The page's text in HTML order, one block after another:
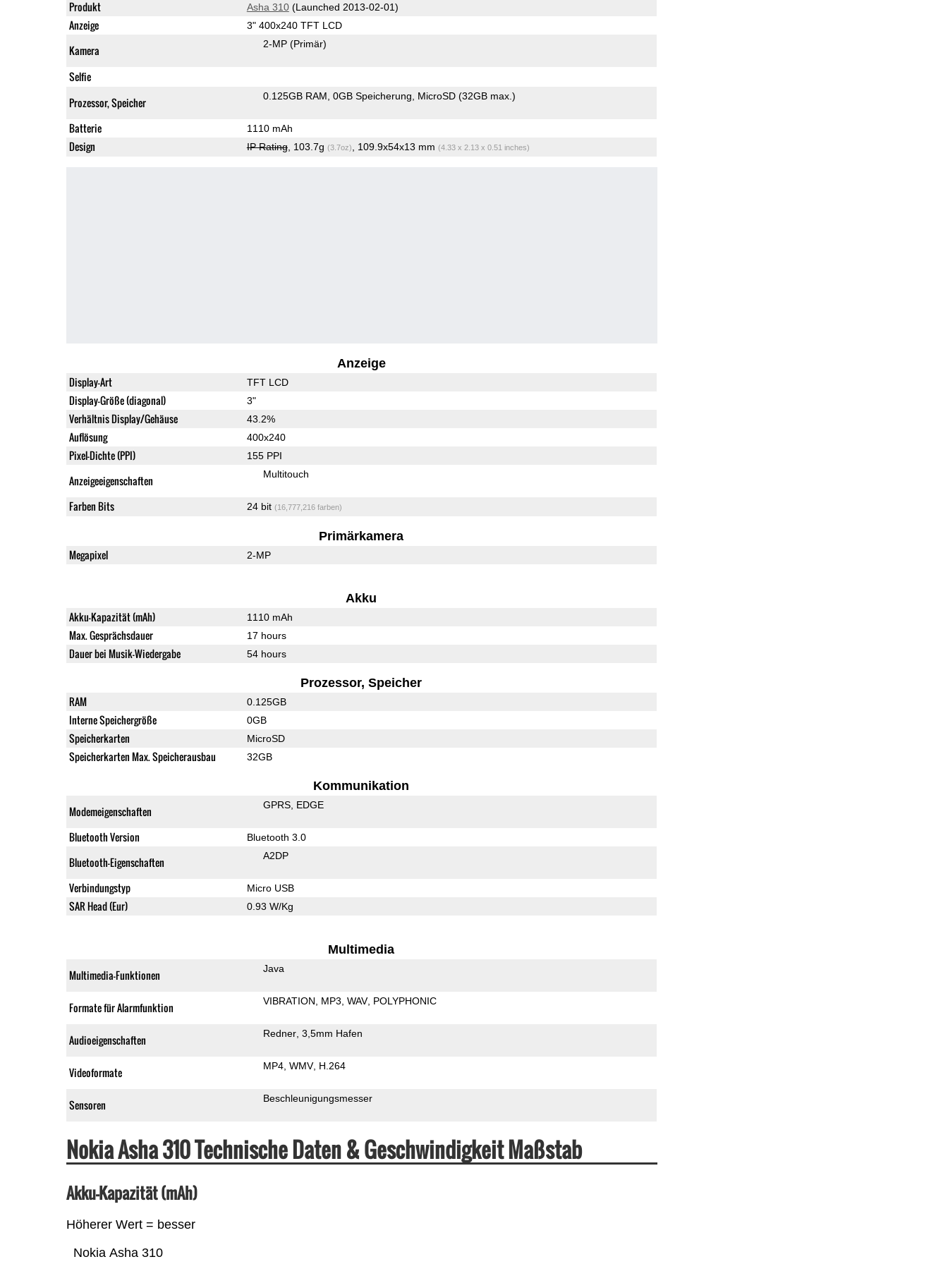
Produkt Asha 310(Launched 2013-02-01)
Anzeige 3" 400x240 TFT LCD
Kamera 2-MP (Primär)
Selfie
Prozessor, Speicher
0.125GB RAM 0GB Speicherung MicroSD (32GB max.)
Batterie 1110 mAh
Design IP Rating, 103.7g (3.7oz) , 109.9x54x13 mm (4.33 x 2.13 x 0.51 inches)
Anzeige
Display-Art TFT LCD
Display-Größe (diagonal) 3"
Verhältnis Display/Gehäuse 43.2%
Auflösung 400x240
Pixel-Dichte (PPI) 155 PPI
Anzeigeeigenschaften Multitouch
Farben Bits 24 bit (16,777,216 farben)
Primärkamera
Megapixel 2-MP
Akku
Akku-Kapazität (mAh) 1110 mAh
Max. Gesprächsdauer 17 hours
Dauer bei Musik-Wiedergabe 54 hours
Prozessor, Speicher
RAM 0.125GB
Interne Speichergröße 0GB
Speicherkarten MicroSD
Speicherkarten Max. Speicherausbau 32GB
Kommunikation
Modemeigenschaften GPRS EDGE
Bluetooth Version Bluetooth 3.0
Bluetooth-Eigenschaften A2DP
Verbindungstyp Micro USB
SAR Head (Eur) 0.93 W/Kg
Multimedia
Multimedia-Funktionen Java
Formate für Alarmfunktion VIBRATION MP3 WAV POLYPHONIC
Audioeigenschaften Redner 3,5mm Hafen
Videoformate MP4 WMV H.264
Sensoren Beschleunigungsmesser
Nokia Asha 310 Technische Daten & Geschwindigkeit Maßstab
Akku-Kapazität (mAh)
Höherer Wert = besser
Nokia Asha 310